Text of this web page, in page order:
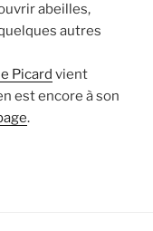
abeilles,
autres
Picard vient
est encore à son
.